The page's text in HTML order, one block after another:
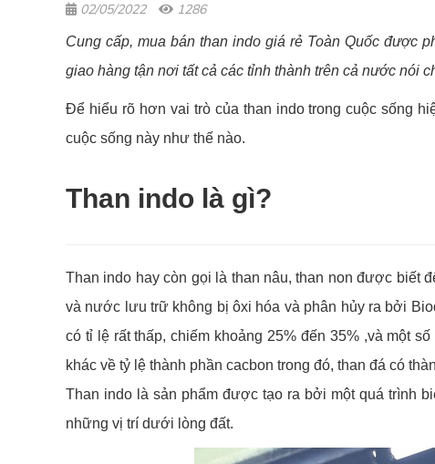
02/05/2022 1286
Cung cấp, mua bán than indo giá rẻ Toàn Quốc được
giao hàng tận nơi tất cả các tỉnh thành trên cả nước nói
Để hiểu rõ hơn vai trò của than indo trong cuộc sống
cuộc sống này như thế nào.
Than indo là gì?
Than indo hay còn gọi là than nâu, than non được biết
và nước lưu trữ không bị ôxi hóa và phân hủy ra bởi
có tỉ lệ rất thấp, chiếm khoảng 25% đến 35% ,và một
khác về tỷ lệ thành phần cacbon trong đó, than đá có
Than indo là sản phẩm được tạo ra bởi một quá trình
những vị trí dưới lòng đất.